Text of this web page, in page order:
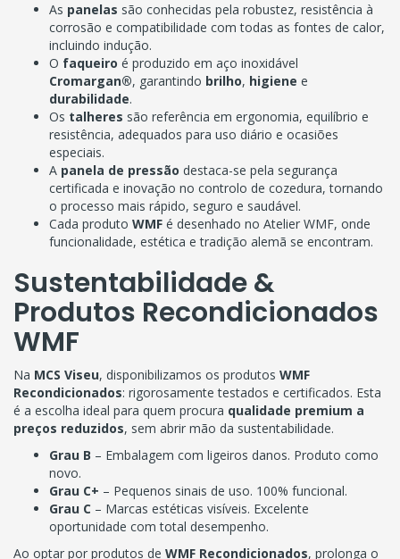
As panelas são conhecidas pela robustez, resistência à
corrosão e compatibilidade com todas as fontes de calor,
incluindo indução.
O faqueiro é produzido em aço inoxidável
Cromargan®, garantindo brilho, higiene e
durabilidade.
Os talheres são referência em ergonomia, equilíbrio e
resistência, adequados para uso diário e ocasiões
especiais.
A panela de pressão destaca-se pela segurança
certificada e inovação no controlo de cozedura, tornando
o processo mais rápido, seguro e saudável.
Cada produto WMF é desenhado no Atelier WMF, onde
funcionalidade, estética e tradição alemã se encontram.
Sustentabilidade &
Produtos Recondicionados
WMF
Na MCS Viseu, disponibilizamos os produtos WMF
Recondicionados: rigorosamente testados e certificados. Esta
é a escolha ideal para quem procura qualidade premium a
preços reduzidos, sem abrir mão da sustentabilidade.
Grau B – Embalagem com ligeiros danos. Produto como
novo.
Grau C+ – Pequenos sinais de uso. 100% funcional.
Grau C – Marcas estéticas visíveis. Excelente
oportunidade com total desempenho.
Ao optar por produtos de WMF Recondicionados, prolonga o